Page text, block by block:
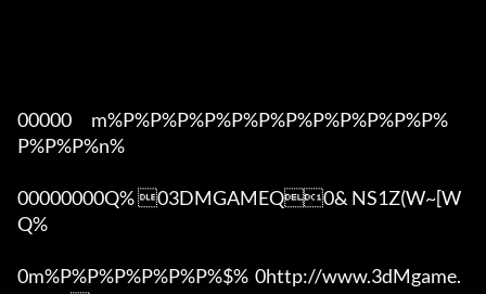
00000      m%P%P%P%P%P%P%P%P%P%P%P%P%
P%P%P%n%
00000000Q% 03DMGAMEQ0& NS1Z(W~[W
Q%
0m%P%P%P%P%P%P%$%  0http://www.3dMgame.